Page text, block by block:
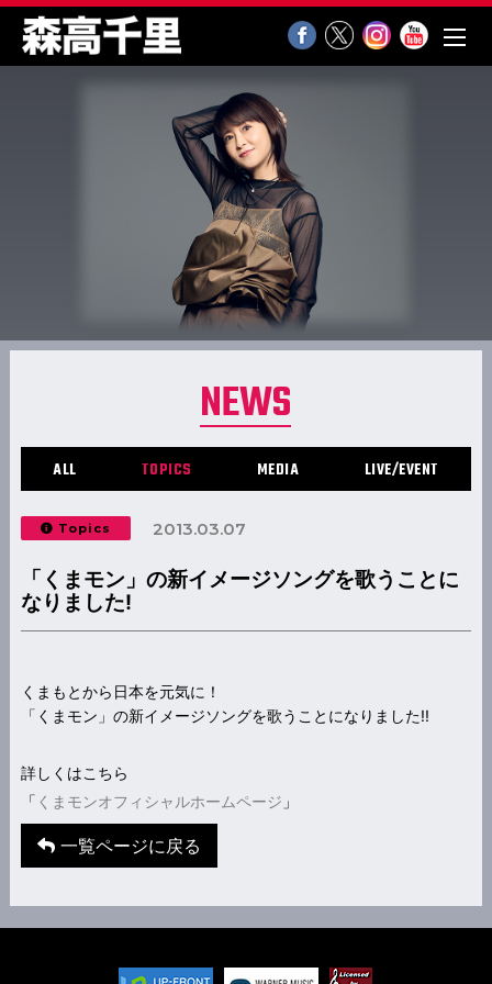
NEWS
ALL TOPICS MEDIA LIVE/EVENT
Topics 2013.03.07
「くまモン」の新イメージソングを歌うことに
なりました!
くまもとから日本を元気に！
「くまモン」の新イメージソングを歌うことになりました!!
詳しくはこちら
「 くまモンオフィシャルホームページ 」
一覧ページに戻る